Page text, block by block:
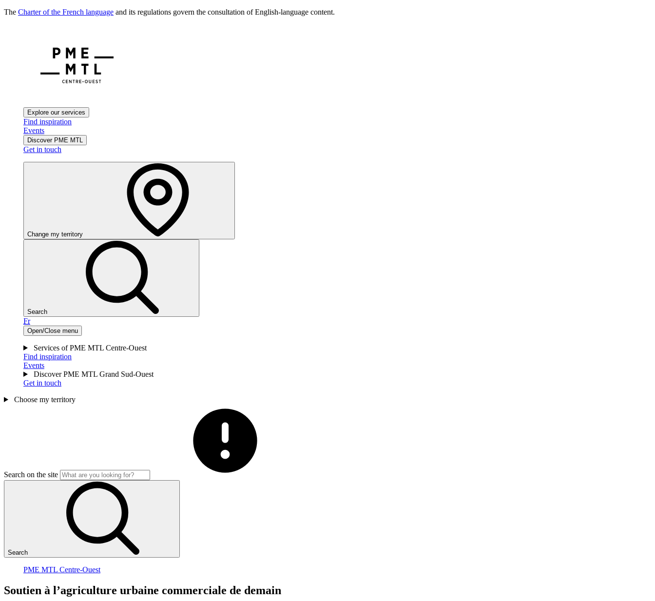
The Charter of the French language and its regulations govern the consultation of English-language content.
Explore our services
Find inspiration
Events
Discover PME MTL
Get in touch
Change my territory
Search
Fr
Open/Close menu
Services of PME MTL Centre-Ouest
Find inspiration
Events
Discover PME MTL Grand Sud-Ouest
Get in touch
Choose my territory
Search on the site
Search
PME MTL Centre-Ouest
Soutien à l’agriculture urbaine commerciale de demain